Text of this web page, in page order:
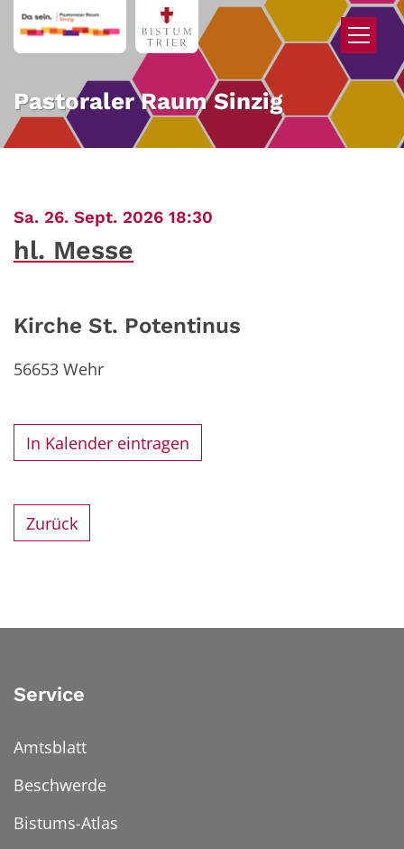
Zum Inhalt springen
Pastoraler Raum Sinzig
Sa. 26. Sept. 2026 18:30
hl. Messe
Kirche St. Potentinus
56653 Wehr
In Kalender eintragen
Zurück
Service
Amtsblatt
Beschwerde
Bistums-Atlas